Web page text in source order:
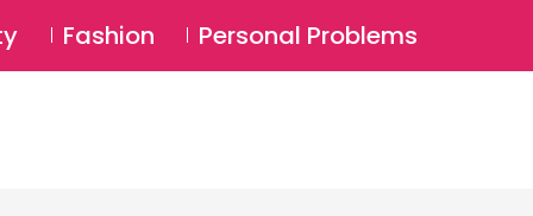
Login ⚲
Fashion Personal Problems